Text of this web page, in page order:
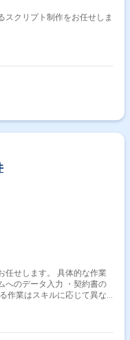
スクリプト制作をお任せしま
。 具体的な作業
へのデータ入力 ・契約書の